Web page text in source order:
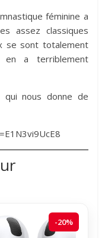
féminine a
assez classiques
se sont totalement
en a terriblement
nous donne de
-20%